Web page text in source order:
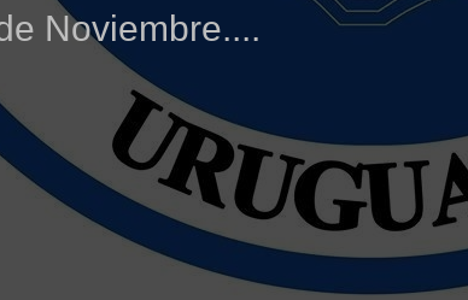
Noviembre....